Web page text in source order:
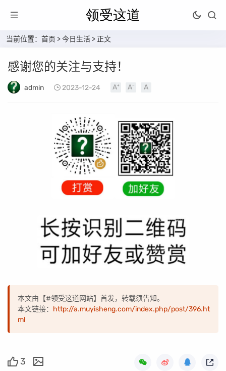
当前位置： 首页 >今日生活 > 正文
感谢您的关注与支持！
admin 2023-12-24
本文由【#领受这道网站】首发，转载须告知。
本文链接： http://a.muyisheng.com/index.php/post/396.ht
ml
3